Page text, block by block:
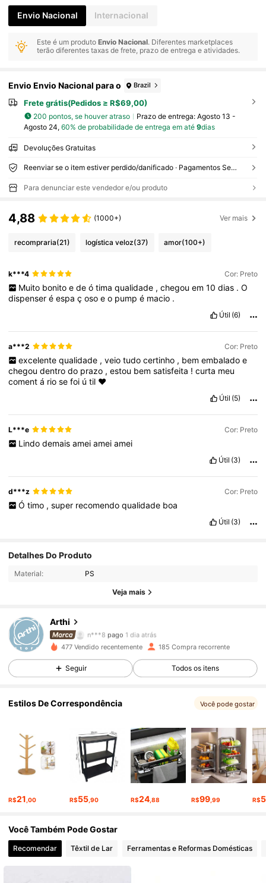
Envio Nacional Internacional
Este é um produtoEnvio Nacional. Diferentes marketplaces
terão diferentes taxas de frete, prazo de entrega e atividades.
Envio Envio Nacional para o Brazil
Frete grátis(Pedidos ≥ R$69,00)
200 pontos, se houver atraso Prazo de entrega: Agosto 13 -
Agosto 24, 60% de probabilidade de entrega em até 9dias
Devoluções Gratuitas
Reenviar se o item estiver perdido/danificado · Pagamentos Seguros · Proteção de privacidade
Para denunciar este vendedor e/ou produto
4,88 (1000+) Ver mais
recompraria(21) logística veloz(37) amor(100+)
k***4 Cor: Preto
Muito bonito e de ó tima qualidade , chegou em 10 dias . O
dispenseréespaçosoeo pumpé macio .
Útil (6)
a***2 Cor: Preto
excelente qualidade , veio tudo certinho , bem embalado e
chegoudentrodo prazo ,estou bemsatisfeita !curta meu
comentá riosefoi útil ❤️
Útil (5)
L***e Cor: Preto
Lindo demais amei amei amei
Útil (3)
d***z Cor: Preto
Ó timo , super recomendo qualidade boa
Útil (3)
Detalhes Do Produto
Material: PS
Veja mais
Arthi
n***8 pago 1 dia atrás
1.1K Seguidores
4,90 1.1K Seguidores
4,90 1.1K Seguidores
4,90 1.1K Seguidores
477 Vendido recentemente 185 Compra recorrente
Seguir Todos os itens
Estilos De Correspondência Você pode gostar
R$21 ,00 R$55 ,90 R$24,88 R$99 ,99 R$
Você Também Pode Gostar
Recomendar Têxtil de Lar Ferramentas e Reformas Domésticas